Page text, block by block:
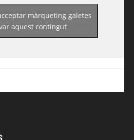
guiadereus/
màrqueting galetes
aquest contingut